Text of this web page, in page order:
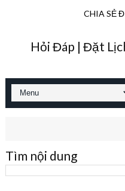
CHIA SẺ
Hỏi Đáp | Đặt
Tìm nội dung